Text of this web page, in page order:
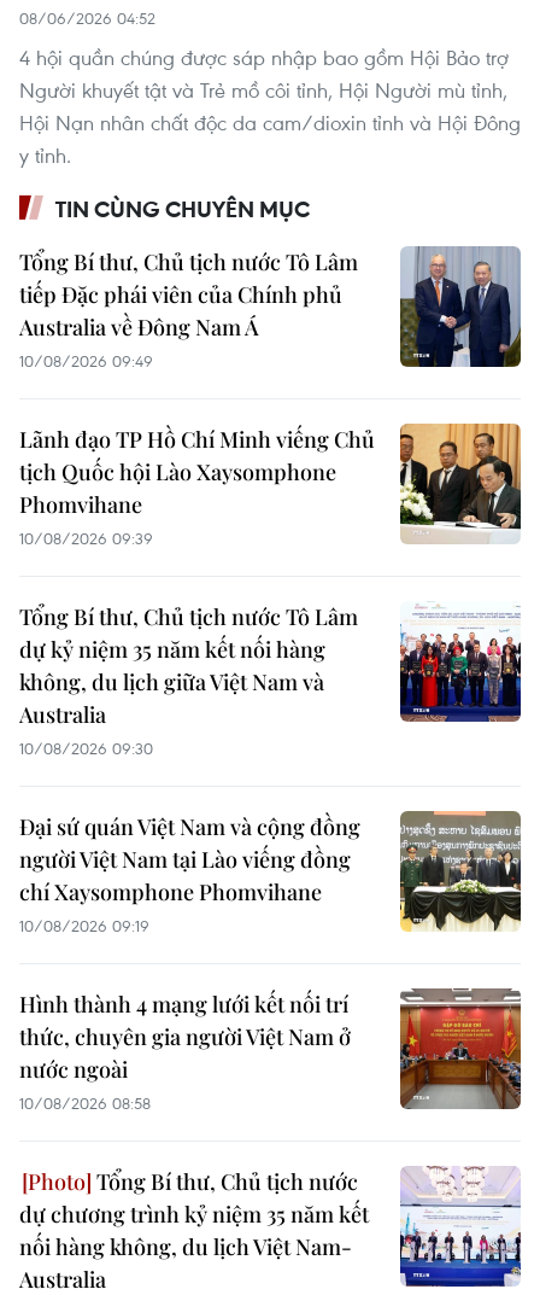
08/06/2026 04:52
4 hội quần chúng được sáp nhập bao gồm Hội Bảo trợ
Người khuyết tật và Trẻ mồ côi tỉnh, Hội Người mù tỉnh,
Hội Nạn nhân chất độc da cam/dioxin tỉnh và Hội Đông
y tỉnh.
TIN CÙNG CHUYÊN MỤC
Tổng Bí thư, Chủ tịch nước Tô Lâm
tiếp Đặc phái viên của Chính phủ
Australia về Đông Nam Á
10/08/2026 09:49
Lãnh đạo TP Hồ Chí Minh viếng Chủ
tịch Quốc hội Lào Xaysomphone
Phomvihane
10/08/2026 09:39
Tổng Bí thư, Chủ tịch nước Tô Lâm
dự kỷ niệm 35 năm kết nối hàng
không, du lịch giữa Việt Nam và
Australia
10/08/2026 09:30
Đại sứ quán Việt Nam và cộng đồng
người Việt Nam tại Lào viếng đồng
chí Xaysomphone Phomvihane
10/08/2026 09:19
Hình thành 4 mạng lưới kết nối trí
thức, chuyên gia người Việt Nam ở
nước ngoài
10/08/2026 08:58
Tổng Bí thư, Chủ tịch nước
dự chương trình kỷ niệm 35 năm kết
nối hàng không, du lịch Việt Nam-
Australia